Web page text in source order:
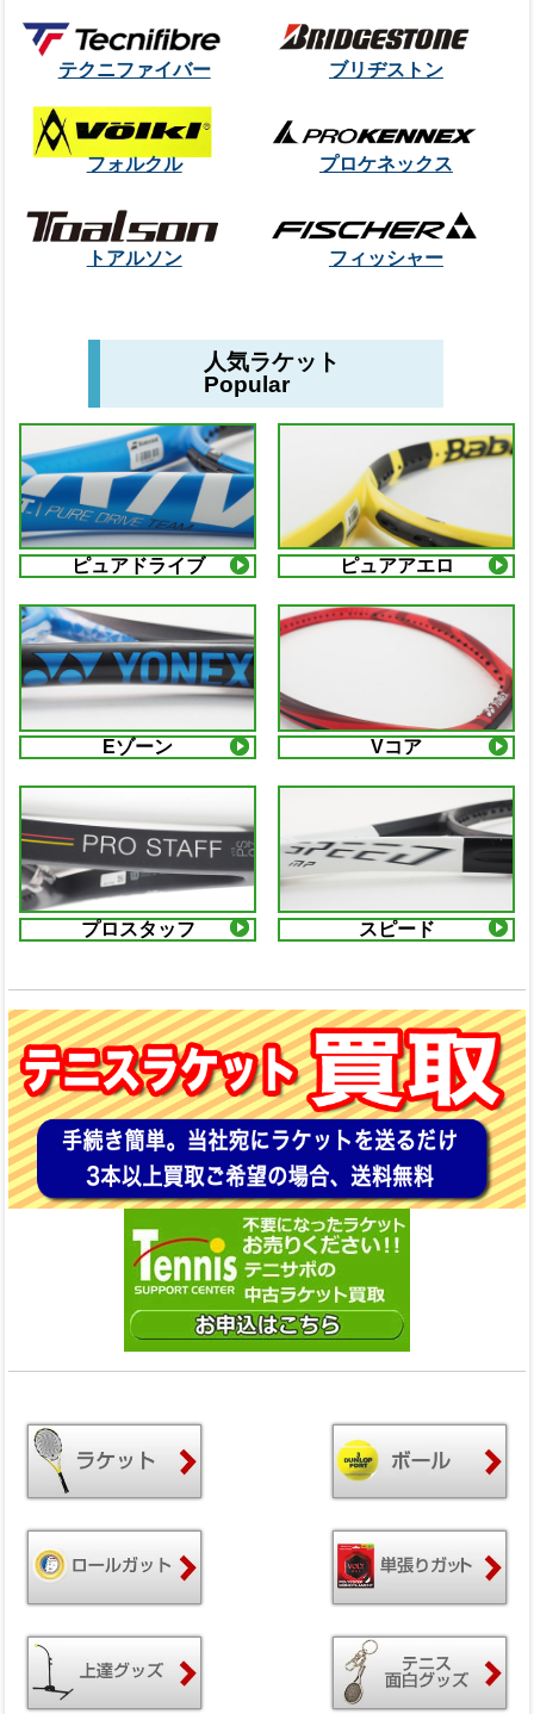
テクニファイバー ブリヂストン
フォルクル プロケネックス
トアルソン フィッシャー
人気ラケット
Popular
ピュアドライブ ピュアアエロ
Eゾーン Vコア
プロスタッフ スピード